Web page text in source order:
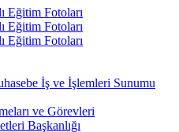
Eğitim Fotoları
Eğitim Fotoları
Eğitim Fotoları
İş ve İşlemleri Sunumu
ve Görevleri
Başkanlığı